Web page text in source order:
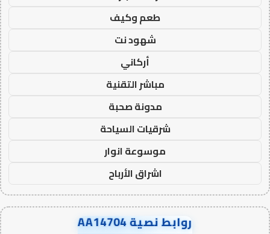
طعم وكيف
شهود نت
أركاني
مباشر التقنية
مدونة صحبة
شرقيات السياحة
موسوعة انوار
اشراق الأرباح
روابط نصية AA14704